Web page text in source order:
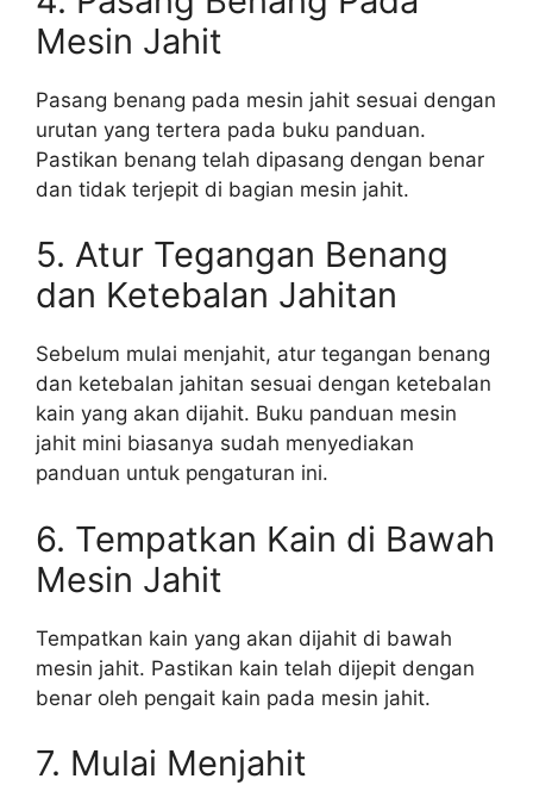
Mesin Jahit
Pasang benang pada mesin jahit sesuai dengan
urutan yang tertera pada buku panduan.
Pastikan benang telah dipasang dengan benar
dan tidak terjepit di bagian mesin jahit.
5. Atur Tegangan Benang
dan Ketebalan Jahitan
Sebelum mulai menjahit, atur tegangan benang
dan ketebalan jahitan sesuai dengan ketebalan
kain yang akan dijahit. Buku panduan mesin
jahit mini biasanya sudah menyediakan
panduan untuk pengaturan ini.
6. Tempatkan Kain di Bawah
Mesin Jahit
Tempatkan kain yang akan dijahit di bawah
mesin jahit. Pastikan kain telah dijepit dengan
benar oleh pengait kain pada mesin jahit.
7. Mulai Menjahit